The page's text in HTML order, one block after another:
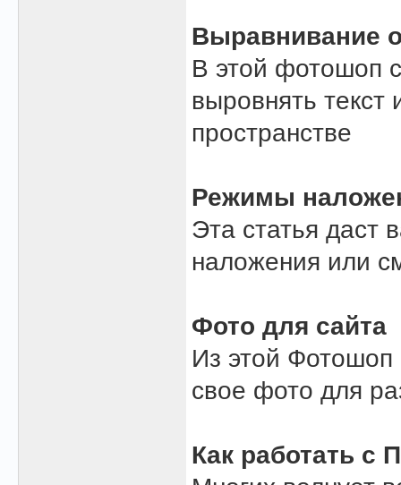
Выравнивание
В этой фотошоп
выровнять
пространстве
Режимы
Эта статья даст
наложения или
Фото для сайта
Из этой Фотошоп
свое фото для
Как работать с